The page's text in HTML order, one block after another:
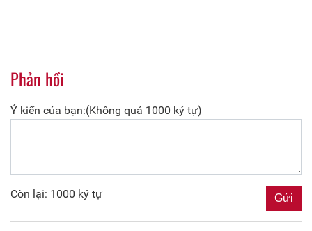
Phản hồi
Ý kiến của bạn:(Không quá 1000 ký tự)
Còn lại: 1000 ký tự